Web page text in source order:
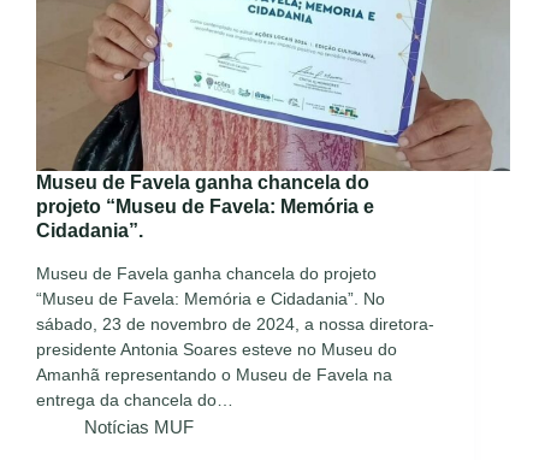
Museu de Favela ganha chancela do
projeto “Museu de Favela: Memória e
Cidadania”.
Museu de Favela ganha chancela do projeto
“Museu de Favela: Memória e Cidadania”. No
sábado, 23 de novembro de 2024, a nossa diretora-
presidente Antonia Soares esteve no Museu do
Amanhã representando o Museu de Favela na
entrega da chancela do…
Notícias MUF